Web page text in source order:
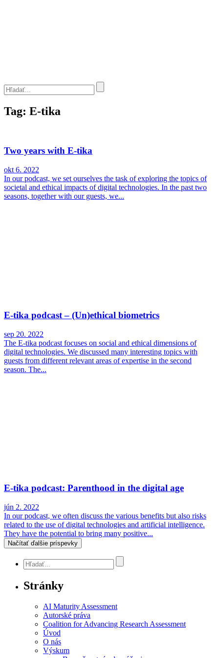
Tag: E-tika
Two years with E-tika
okt 6. 2022
In our podcast, we set ourselves the task of exploring the topics of
societal and ethical impacts of digital technologies. In the past two
seasons, together with our guests, we...
E-tika podcast – (Un)ethical biometrics
sep 20. 2022
The E-tika podcast focuses on social and ethical dimensions of
digital technologies. We discussed many interesting topics with
guests from different relevant areas of expertise in the second
season. The...
E-tika podcast: Parenthood in the digital age
jún 2. 2022
In our podcast, we often discuss the various benefits but also risks
related to the use of digital technologies and artificial intelligence.
They have the potential to bring many positive...
Načítať ďalšie príspevky
Stránky
AI Maturity Assessment
Autorské práva
Coalition for Advancing Research Assessment
Úvod
O nás
Výskum